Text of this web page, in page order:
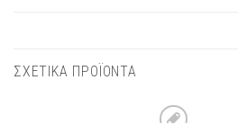
ΣΧΕΤΙΚΑ ΠΡΟΪΟΝΤΑ